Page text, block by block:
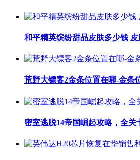
和平精英缤纷甜品皮肤多少钱
荒野大镖客2金条位置在哪-金条
密室逃脱14帝国崛起攻略，全关